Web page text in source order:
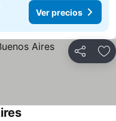
Ver precios
Compartir